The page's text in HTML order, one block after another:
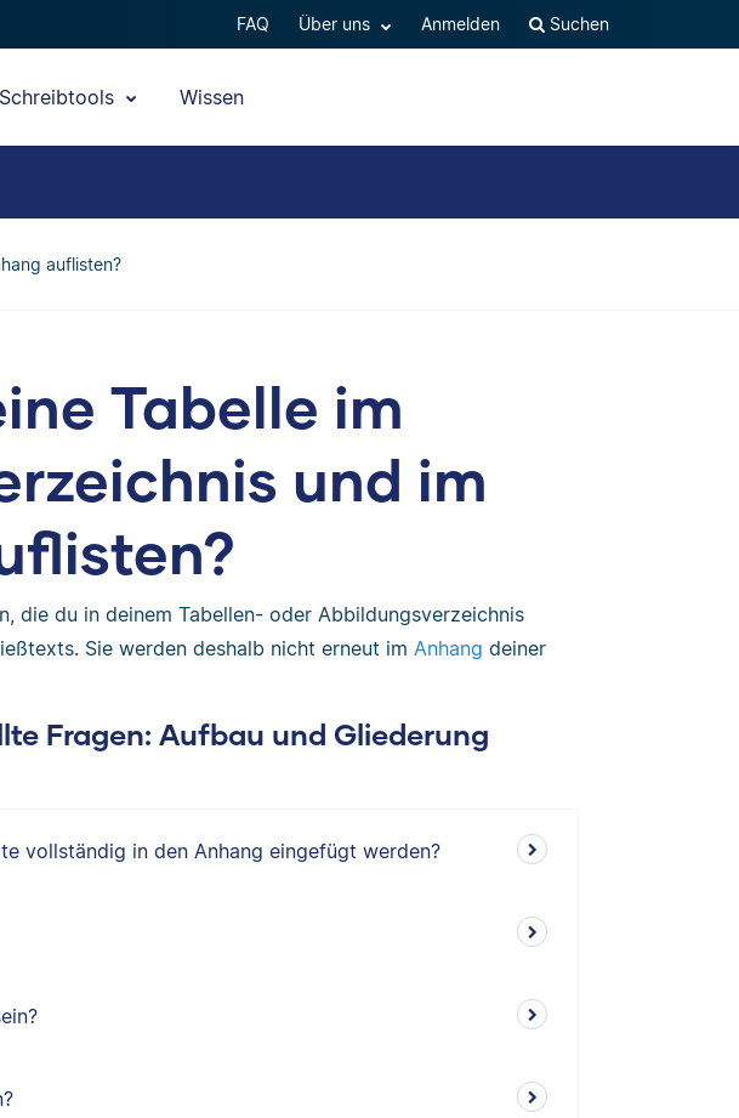
FAQ Über uns Anmelden Suchen
Wissen
auflisten?
Tabelle im
und im
die du in deinem Tabellen- oder Abbildungsverzeichnis
Sie werden deshalb nicht erneut im Anhang deiner
Fragen: Aufbau und Gliederung
vollständig in den Anhang eingefügt werden?